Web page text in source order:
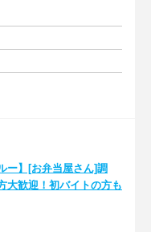
ー】[お弁当屋さん]調
大歓迎！初バイトの方も